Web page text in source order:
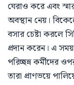
ঘেরাও করে এবং
অবস্থান নেয়।
বসার চেষ্টা করলে
প্রদান করেন। এ
পরিচ্ছন্ন কর্মীদের
তারা প্রাণভয়ে